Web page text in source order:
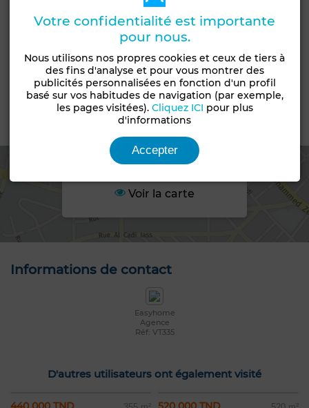
Caractéristiques générales
Type de bien
Terrain
Type de terrain
Groupement
d'habitation
Voir la carte
Informations de contact
Easyhome
Agence
Réf: VT335
D'autres utilisateurs ont également visité
Votre confidentialité est importante
pour nous.
Nous utilisons nos propres cookies et ceux de tiers à
des fins d'analyse et pour vous montrer des
publicités personnalisées en fonction d'un profil
basé sur vos habitudes de navigation (par exemple,
les pages visitées). Cliquez ICI pour plus
d'informations
Accepter